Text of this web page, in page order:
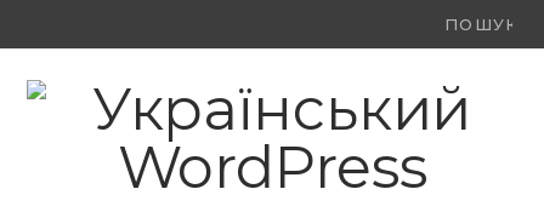
Ви
F X
(
Y
o